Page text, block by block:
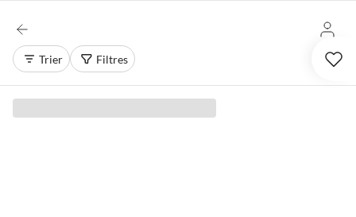
Trier Filtres